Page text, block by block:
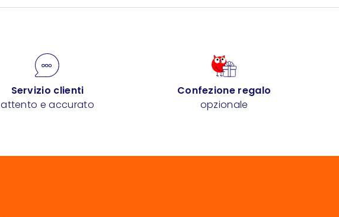
Servizio clienti
attento e accurato
Confezione regalo
opzionale